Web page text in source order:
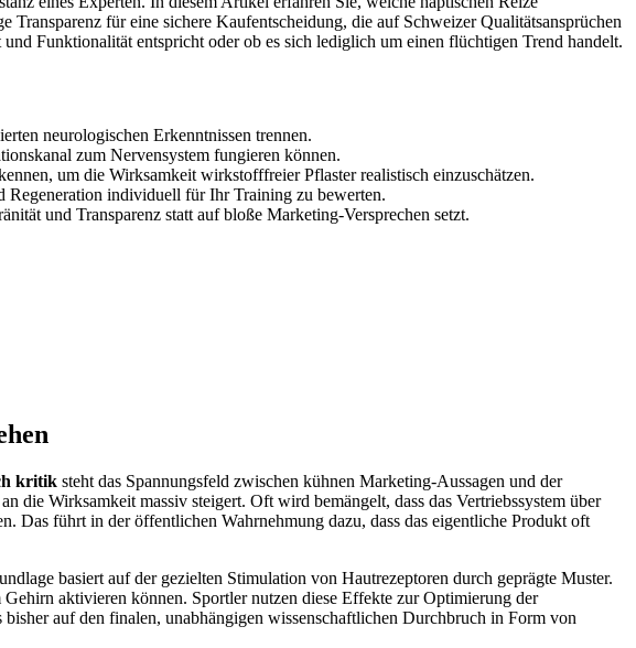
für eine sichere Kaufentscheidung, die auf Schweizer Qualitätsansprüchen
Funktionalität entspricht oder ob es sich lediglich um einen flüchtigen Trend handelt.
neurologischen Erkenntnissen trennen.
zum Nervensystem fungieren können.
um die Wirksamkeit wirkstofffreier Pflaster realistisch einzuschätzen.
Regeneration individuell für Ihr Training zu bewerten.
und Transparenz statt auf bloße Marketing-Versprechen setzt.
kritik steht das Spannungsfeld zwischen kühnen Marketing-Aussagen und der
Wirksamkeit massiv steigert. Oft wird bemängelt, dass das Vertriebssystem über
führt in der öffentlichen Wahrnehmung dazu, dass das eigentliche Produkt oft
basiert auf der gezielten Stimulation von Hautrezeptoren durch geprägte Muster.
aktivieren können. Sportler nutzen diese Effekte zur Optimierung der
auf den finalen, unabhängigen wissenschaftlichen Durchbruch in Form von